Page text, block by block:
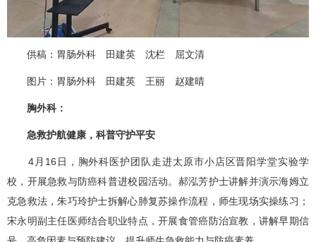
供稿： 胃肠外科 田建英 沈栏 屈文清
图片： 胃肠外科 田建英 王丽 赵建晴
胸外科 ：
急救护航健康，科普守护平安
4月16日， 胸外科医护团队走进太原市小店区晋阳学堂实验学
校，开展急救与防癌科普进校园活动。郝泓芳护士讲解并演示海姆立
克急救法，朱巧玲护士拆解心肺复苏操作流程，师生现场实操练习；
宋永明副主任医师结合职业特点，开展食管癌防治宣教，讲解早期信